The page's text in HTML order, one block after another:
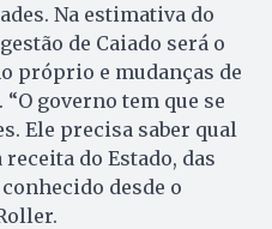
Na estimativa do
de Caiado será o
próprio e mudanças de
governo tem que se
Ele precisa saber qual
do Estado, das
desde o